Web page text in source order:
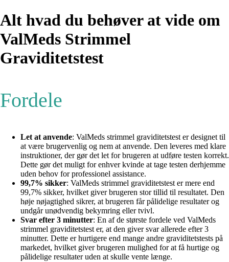
Alt hvad du behøver at vide om
ValMeds Strimmel
Graviditetstest
Fordele
Let at anvende: ValMeds strimmel graviditetstest er designet til
at være brugervenlig og nem at anvende. Den leveres med klare
instruktioner, der gør det let for brugeren at udføre testen korrekt.
Dette gør det muligt for enhver kvinde at tage testen derhjemme
uden behov for professionel assistance.
99,7% sikker: ValMeds strimmel graviditetstest er mere end
99,7% sikker, hvilket giver brugeren stor tillid til resultatet. Den
høje nøjagtighed sikrer, at brugeren får pålidelige resultater og
undgår unødvendig bekymring eller tvivl.
Svar efter 3 minutter: En af de største fordele ved ValMeds
strimmel graviditetstest er, at den giver svar allerede efter 3
minutter. Dette er hurtigere end mange andre graviditetstests på
markedet, hvilket giver brugeren mulighed for at få hurtige og
pålidelige resultater uden at skulle vente længe.